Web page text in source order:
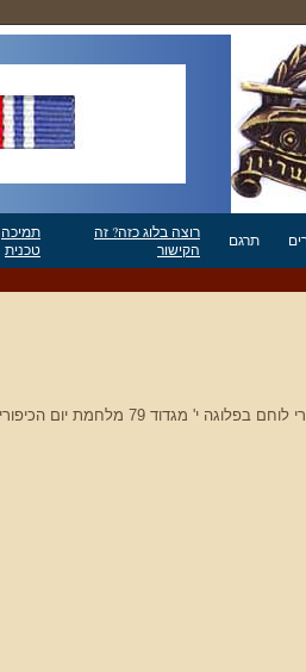
תרגם
רוצה בלוג כזה? זה
הקישור
תמיכה
טכנית
י' מגדוד 79 מלחמת יום הכיפורים